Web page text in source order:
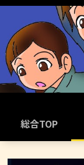
総合TOP